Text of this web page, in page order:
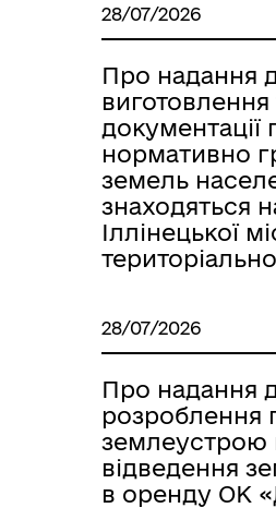
28/07/2026
Про надання
виготовлення
нормативно
земель
знаходяться
Іллінецької
28/07/2026
Про надання
розроблення
відведення
в оренду ОК